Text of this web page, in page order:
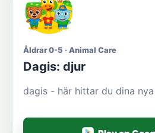
Åldrar 0-5 · Animal Care
Dagis: djur
dagis - här hittar du dina